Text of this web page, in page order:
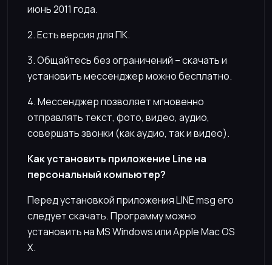
июнь 2011 года.
2. Есть версия для ПК.
3. Общайтесь без ограничений – скачать и
установить мессенджер можно бесплатно.
4. Мессенджер позволяет мгновенно
отправлять текст, фото, видео, аудио,
совершать звонки (как аудио, так и видео).
Как установить приложение Line на
персональный компьютер?
Перед установкой приложения LINE msg его
следует скачать. Программу можно
установить на MS Windows или Apple Mac OS
X.